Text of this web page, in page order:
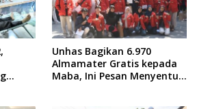
Unhas Bagikan 6.970
Almamater Gratis kepada
Maba, Ini Pesan Menyentuh